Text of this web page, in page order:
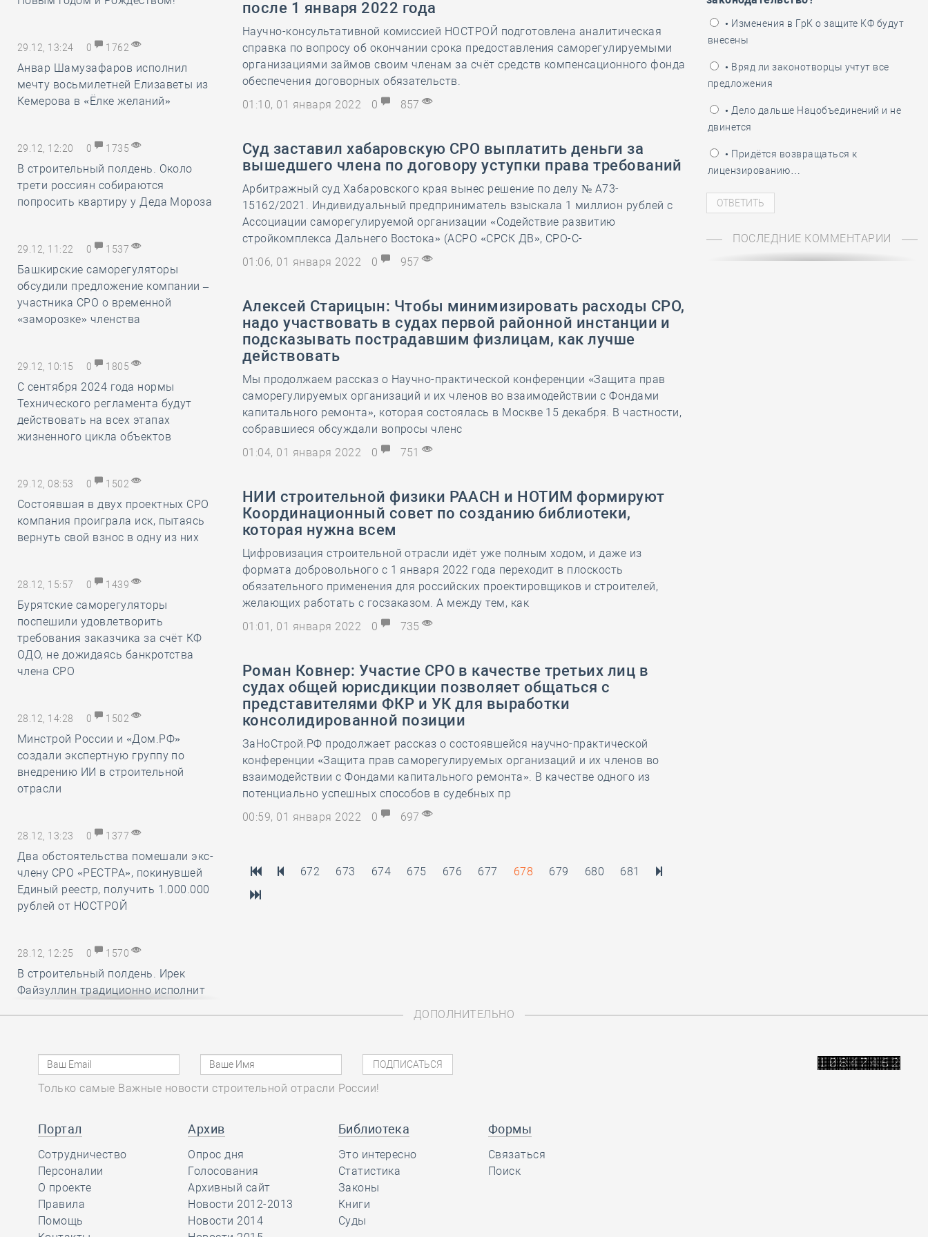
29.12, 13:24 0 1762
Анвар Шамузафаров исполнил
мечту восьмилетней Елизаветы из
Кемерова в «Ёлке желаний»
29.12, 12:20 0 1735
В строительный полдень. Около
трети россиян собираются
попросить квартиру у Деда Мороза
29.12, 11:22 0 1537
Башкирские саморегуляторы
обсудили предложение компании –
участника СРО о временной
«заморозке» членства
29.12, 10:15 0 1805
С сентября 2024 года нормы
Технического регламента будут
действовать на всех этапах
жизненного цикла объектов
29.12, 08:53 0 1502
Состоявшая в двух проектных СРО
компания проиграла иск, пытаясь
вернуть свой взнос в одну из них
28.12, 15:57 0 1439
Бурятские саморегуляторы
поспешили удовлетворить
требования заказчика за счёт КФ
ОДО, не дожидаясь банкротства
члена СРО
28.12, 14:28 0 1502
Минстрой России и «Дом.РФ»
создали экспертную группу по
внедрению ИИ в строительной
отрасли
28.12, 13:23 0 1377
Два обстоятельства помешали экс-
члену СРО «РЕСТРА», покинувшей
Единый реестр, получить 1.000.000
рублей от НОСТРОЙ
28.12, 12:25 0 1570
В строительный полдень. Ирек
Файзуллин традиционно исполнит
28.12, 11:24 0
Минстрой и Главгосэкпертиза
вопросам применения механизма
компенсации удорожания цен на
строительные ресурсы
28.12, 10:16
СРО АСОНО избежала
после 1 января 2022 года
Научно-консультативной комиссией НОСТРОЙ подготовлена аналитическая
справка по вопросу об окончании срока предоставления саморегулируемыми
организациями займов своим членам за счёт средств компенсационного фонда
обеспечения договорных обязательств.
01:10, 01 января 2022
0 857
Суд заставил хабаровскую СРО выплатить деньги за
вышедшего члена по договору уступки права требований
Арбитражный суд Хабаровского края вынес решение по делу № А73-
15162/2021. Индивидуальный предприниматель взыскала 1 миллион рублей с
Ассоциации саморегулируемой организации «Содействие развитию
стройкомплекса Дальнего Востока» (АСРО «СРСК ДВ», СРО-С-
01:06, 01 января 2022
0 957
Алексей Старицын: Чтобы минимизировать расходы СРО,
надо участвовать в судах первой районной инстанции и
подсказывать пострадавшим физлицам, как лучше
действовать
Мы продолжаем рассказ о Научно-практической конференции «Защита прав
саморегулируемых организаций и их членов во взаимодействии с Фондами
капитального ремонта», которая состоялась в Москве 15 декабря. В частности,
собравшиеся обсуждали вопросы членс
01:04, 01 января 2022
0 751
НИИ строительной физики РААСН и НОТИМ формируют
Координационный совет по созданию библиотеки,
которая нужна всем
Цифровизация строительной отрасли идёт уже полным ходом, и даже из
формата добровольного с 1 января 2022 года переходит в плоскость
обязательного применения для российских проектировщиков и строителей,
желающих работать с госзаказом. А между тем, как
01:01, 01 января 2022
0 735
Роман Ковнер: Участие СРО в качестве третьих лиц в
судах общей юрисдикции позволяет общаться с
представителями ФКР и УК для выработки
консолидированной позиции
ЗаНоСтрой.РФ продолжает рассказ о состоявшейся научно-практической
конференции «Защита прав саморегулируемых организаций и их членов во
взаимодействии с Фондами капитального ремонта». В качестве одного из
потенциально успешных способов в судебных пр
00:59, 01 января 2022
0 697
672 673 674 675 676 677 678 679 680 681
• Изменения в ГрК о защите КФ будут
внесены
• Вряд ли законотворцы учтут все
предложения
• Дело дальше Нацобъединений и не
двинется
• Придётся возвращаться к
лицензированию…
ПОСЛЕДНИЕ КОММЕНТАРИИ
ДОПОЛНИТЕЛЬНО
Только самые Важные новости строительной отрасли России!
Портал
Сотрудничество
Персоналии
О проекте
Правила
Помощь
Архив
Опрос дня
Голосования
Архивный сайт
Новости 2012-2013
Новости 2014
Библиотека
Это интересно
Статистика
Законы
Книги
Суды
Формы
Связаться
Поиск